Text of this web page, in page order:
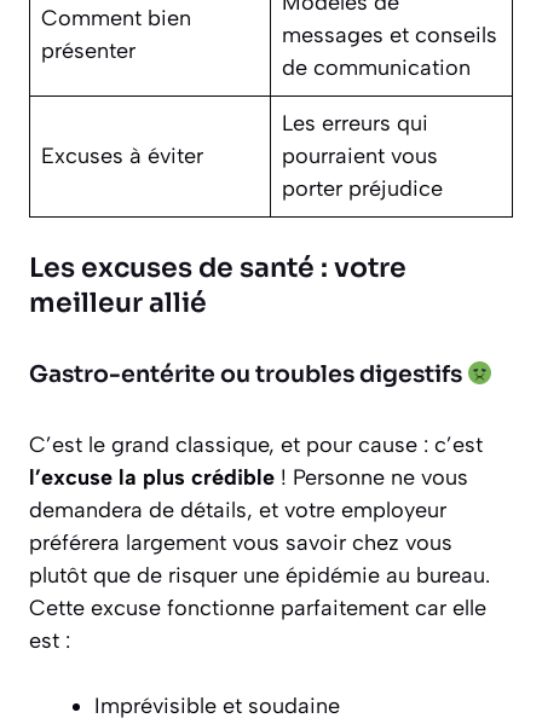
Comment bien
présenter
messages et conseils
de communication
Excuses à éviter
Les erreurs qui
pourraient vous
porter préjudice
Les excuses de santé : votre
meilleur allié
Gastro-entérite ou troubles digestifs
C’est le grand classique, et pour cause : c’est
l’excuse la plus crédible ! Personne ne vous
demandera de détails, et votre employeur
préférera largement vous savoir chez vous
plutôt que de risquer une épidémie au bureau.
Cette excuse fonctionne parfaitement car elle
est :
Imprévisible et soudaine